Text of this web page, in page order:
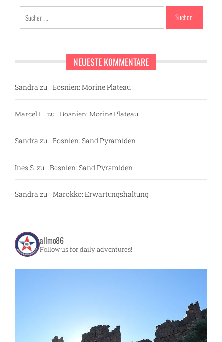
nach:
NEUESTE KOMMENTARE
Sandra zu Bosnien: Morine Plateau
Marcel H. zu Bosnien: Morine Plateau
Sandra zu Bosnien: Sand Pyramiden
Ines S. zu Bosnien: Sand Pyramiden
Sandra zu Marokko: Erwartungshaltung
allmo86
Follow us for daily adventures!